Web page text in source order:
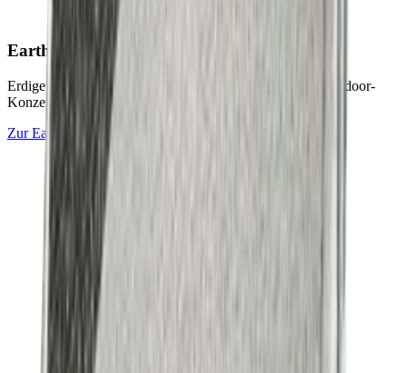
Earth & Grey Collection
Erdige Naturtöne und ruhige Graunuancen für zeitlose Outdoor-
Konzepte.
ZurEarth & Grey Collection